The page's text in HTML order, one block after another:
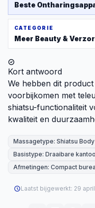
Beste
CATEGORIE
Meer Beauty &
Kort antwoord
We hebben dit
voorbijkomen met
shiatsu-functionaliteit
kwaliteit en
Massagetype: Shiatsu
Basistype: Draaibare
Afmetingen: Compact
Laatst bijgewerkt: 29